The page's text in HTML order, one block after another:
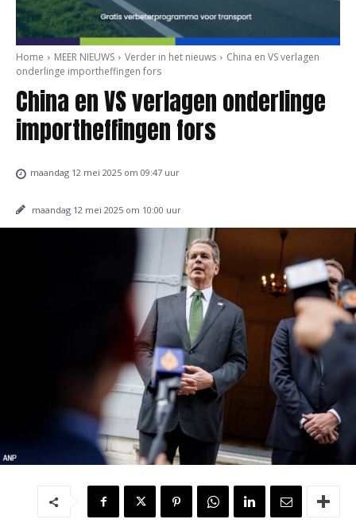
Home MEER NIEUWS Verder in het nieuws
China en VS verlagen
onderlinge importheffingen fors
China en VS verlagen onderlinge
importheffingen fors
maandag 12 mei 2025 om 09:47 uur
maandag 12 mei 2025 om 10:00 uur